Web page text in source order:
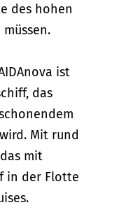
des hohen
ist
das
Mit rund
mit
in der Flotte